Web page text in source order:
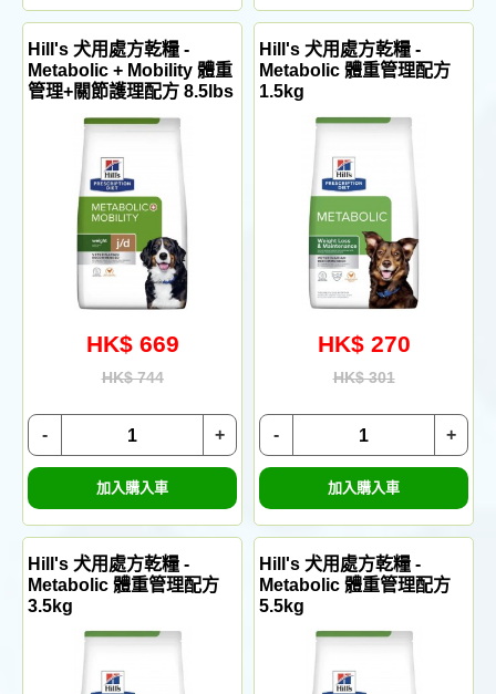
Hill's 犬用處方乾糧 -
Metabolic + Mobility 體重
管理+關節護理配方 8.5lbs
HK$ 669
HK$ 744
+
-
加入購入車
Hill's 犬用處方乾糧 -
Metabolic 體重管理配方
1.5kg
HK$ 270
HK$ 301
+
-
加入購入車
Hill's 犬用處方乾糧 -
Metabolic 體重管理配方
3.5kg
Hill's 犬用處方乾糧 -
Metabolic 體重管理配方
5.5kg